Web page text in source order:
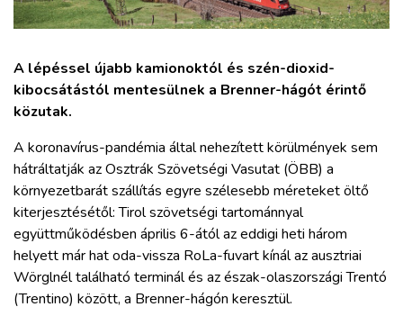
ARCHÍVUM
WEBSHOP
BELÉPÉS
REGISZTRÁCIÓ
A lépéssel újabb kamionoktól és szén-dioxid-
kibocsátástól mentesülnek a Brenner-hágót érintő
közutak.
A koronavírus-pandémia által nehezített körülmények sem
hátráltatják az Osztrák Szövetségi Vasutat (ÖBB) a
környezetbarát szállítás egyre szélesebb méreteket öltő
kiterjesztésétől: Tirol szövetségi tartománnyal
együttműködésben április 6-ától az eddigi heti három
helyett már hat oda-vissza RoLa-fuvart kínál az ausztriai
Wörglnél található terminál és az észak-olaszországi Trentó
(Trentino) között, a Brenner-hágón keresztül.